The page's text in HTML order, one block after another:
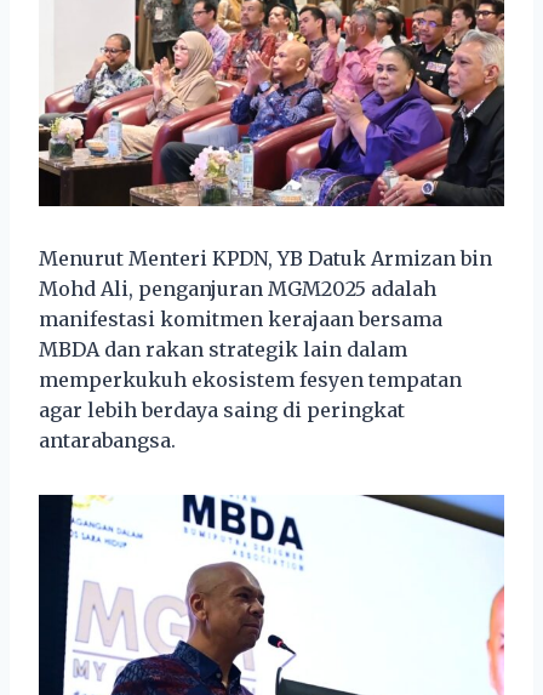
Menurut Menteri KPDN, YB Datuk Armizan bin
Mohd Ali, penganjuran MGM2025 adalah
manifestasi komitmen kerajaan bersama
MBDA dan rakan strategik lain dalam
memperkukuh ekosistem fesyen tempatan
agar lebih berdaya saing di peringkat
antarabangsa.